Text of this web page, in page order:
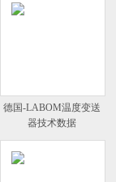
德国-LABOM温度变送
器技术数据